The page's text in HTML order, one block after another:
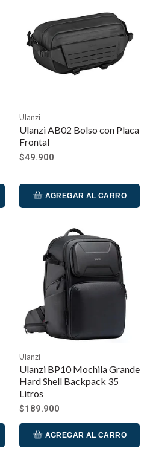
Ulanzi
Ulanzi AB02 Bolso con Placa
Frontal
$49.900
AGREGAR AL CARRO
Ulanzi
Ulanzi BP10 Mochila Grande
Hard Shell Backpack 35
Litros
$189.900
AGREGAR AL CARRO